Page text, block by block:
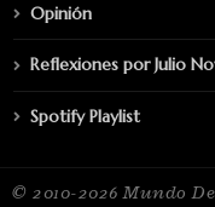
Opinión
Reflexiones por Julio
Spotify Playlist
© 2010-2026 Mundo